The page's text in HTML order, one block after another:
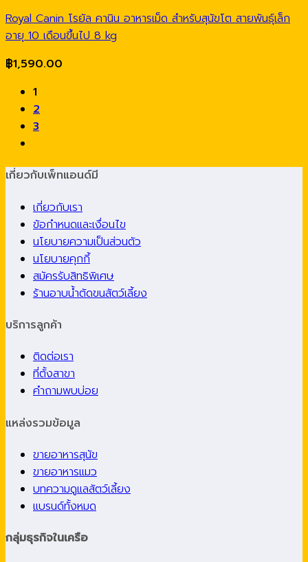
Royal Canin โรยัล คานิน อาหารเม็ด สำหรับสุนัขโต สายพันธุ์เล็ก
อายุ 10 เดือนขึ้นไป 8 kg
฿1,590.00
1
2
3
เกี่ยวกับเพ็ทแอนด์มี
เกี่ยวกับเรา
ข้อกำหนดและเงื่อนไข
นโยบายความเป็นส่วนตัว
นโยบายคุกกี้
สมัครรับสิทธิพิเศษ
ร้านอาบน้ำตัดขนสัตว์เลี้ยง
บริการลูกค้า
ติดต่อเรา
ที่ตั้งสาขา
คำถามพบบ่อย
แหล่งรวมข้อมูล
ขายอาหารสุนัข
ขายอาหารแมว
บทความดูแลสัตว์เลี้ยง
แบรนด์ทั้งหมด
กลุ่มธุรกิจในเครือ